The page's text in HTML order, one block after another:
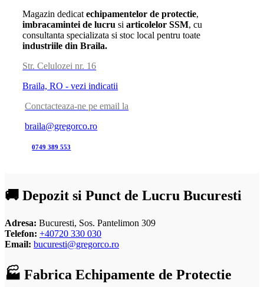
Magazin dedicatechipamentelor de protectie,
imbracamintei de lucru siarticolelor SSM, cu
consultanta specializata si stoc local pentru toate
industriile din Braila.
Str. Celulozei nr. 16
Braila, RO - vezi indicatii
Conctacteaza-ne pe email la
braila@gregorco.ro
0749 389 553
🚚 Depozit si Punct de Lucru Bucuresti
Adresa: Bucuresti, Sos. Pantelimon 309
Telefon: +40720 330 030
Email: bucuresti@gregorco.ro
🏭 Fabrica Echipamente de Protectie